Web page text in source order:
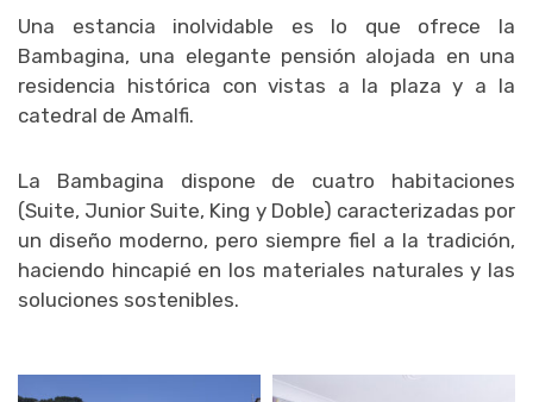
Una estancia inolvidable es lo que ofrece la
Bambagina, una elegante pensión alojada en una
residencia histórica con vistas a la plaza y a la
catedral de Amalfi.
La Bambagina dispone de cuatro habitaciones
(Suite, Junior Suite, King y Doble) caracterizadas por
un diseño moderno, pero siempre fiel a la tradición,
haciendo hincapié en los materiales naturales y las
soluciones sostenibles.